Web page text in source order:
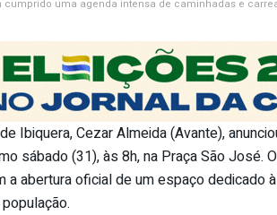
cumprido uma agenda intensa de caminhadas e
Ibiquera, Cezar Almeida (Avante),
sábado (31), às 8h, na Praça São José.
a abertura oficial de um espaço dedicado